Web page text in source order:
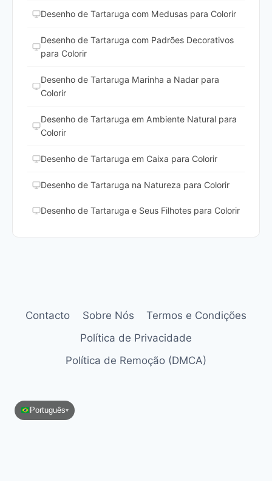
Desenho de Tartaruga com Medusas para Colorir
Desenho de Tartaruga com Padrões Decorativos
para Colorir
Desenho de Tartaruga Marinha a Nadar para
Colorir
Desenho de Tartaruga em Ambiente Natural para
Colorir
Desenho de Tartaruga em Caixa para Colorir
Desenho de Tartaruga na Natureza para Colorir
Desenho de Tartaruga e Seus Filhotes para Colorir
Contacto Sobre Nós
Termos e Condições
Política de Privacidade
Política de Remoção (DMCA)
Português▾